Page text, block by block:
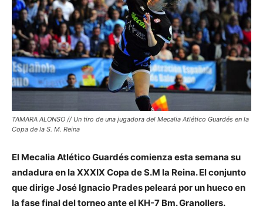
TAMARA ALONSO // Un tiro de una jugadora del Mecalia Atlético Guardés en la
Copa de la S. M. Reina
El Mecalia Atlético Guardés comienza esta semana su
andadura en la XXXIX Copa de S.M la Reina. El conjunto
que dirige José Ignacio Prades peleará por un hueco en
la fase final del torneo ante el KH-7 Bm. Granollers.